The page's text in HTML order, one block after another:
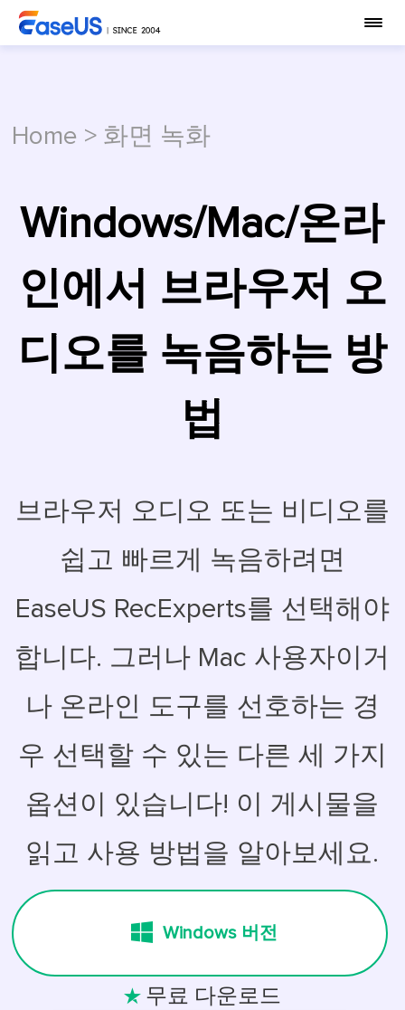
Home > 화면 녹화
Windows/Mac/온라
인에서 브라우저 오
디오를 녹음하는 방
법
브라우저 오디오 또는 비디오를
쉽고 빠르게 녹음하려면
EaseUS RecExperts를 선택해야
합니다. 그러나 Mac 사용자이거
나 온라인 도구를 선호하는 경
우 선택할 수 있는 다른 세 가지
옵션이 있습니다! 이 게시물을
읽고 사용 방법을 알아보세요.
Windows 버전
 무료 다운로드